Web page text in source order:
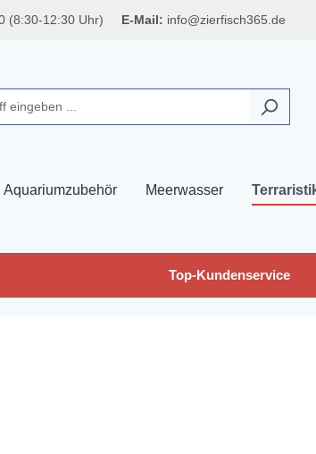
(8:30-12:30 Uhr) E-Mail: info@zierfisch365.de
Aquariumzubehör Meerwasser
Top-Kundenservice